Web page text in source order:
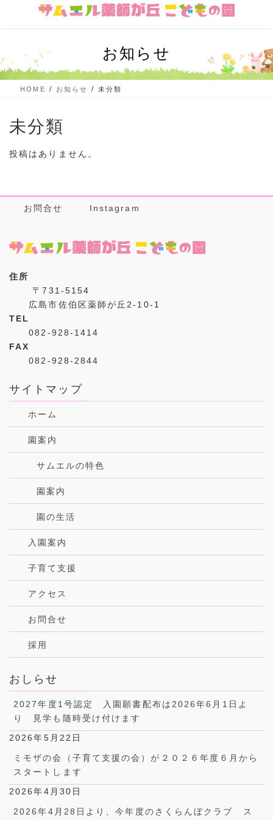
ツ
に
移
シ
ョ
ン
お知らせ
HOME お知らせ 未分類
未分類
投稿はありません。
お問合せ Instagram
住所
〒731-5154
広島市佐伯区薬師が丘2-10-1
TEL
082-928-1414
FAX
082-928-2844
サイトマップ
ホーム
園案内
サムエルの特色
園案内
園の生活
入園案内
子育て支援
アクセス
お問合せ
採用
おしらせ
2027年度1号認定 入園願書配布は2026年6月1日よ
り 見学も随時受け付けます
2026年5月22日
ミモザの会（子育て支援の会）が２０２６年度６月から
スタートします
2026年4月30日
2026年4月28日より、今年度のさくらんぼクラブ ス